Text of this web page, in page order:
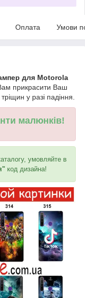
Оплата Умови
для Motorola
прикрасити Ваш
у разі падіння.
малюнків!
умовляйте в
код дизайна!